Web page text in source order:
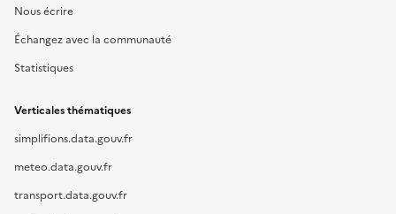
Nous écrire
Échangez avec la communauté
Statistiques
Verticales thématiques
simplifions.data.gouv.fr
meteo.data.gouv.fr
transport.data.gouv.fr